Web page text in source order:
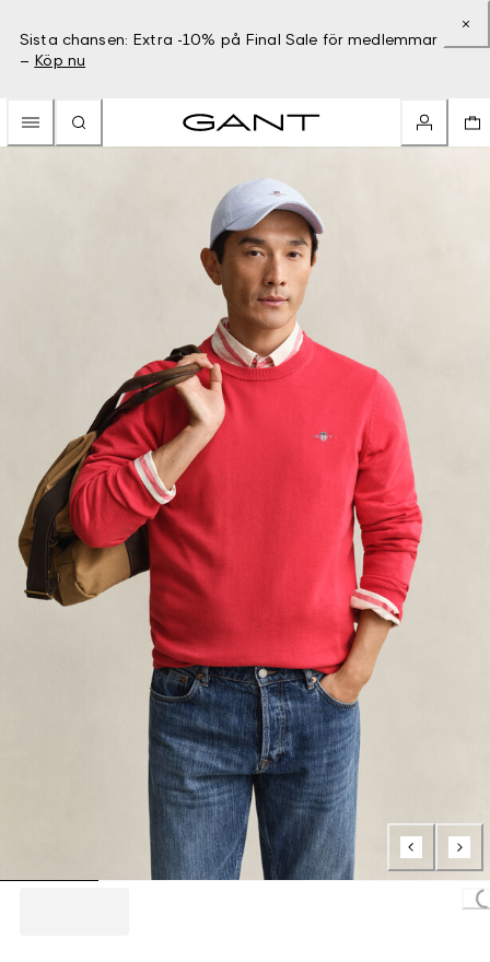
Sista chansen: Extra -10% på Final Sale för medlemmar
– Köp nu